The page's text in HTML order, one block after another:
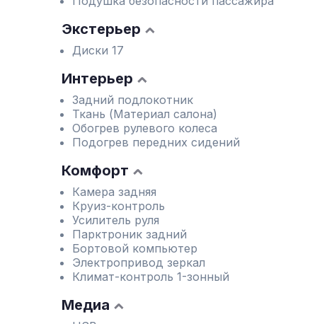
Экстерьер
Диски 17
Интерьер
Задний подлокотник
Ткань (Материал салона)
Обогрев рулевого колеса
Подогрев передних сидений
Комфорт
Камера задняя
Круиз-контроль
Усилитель руля
Парктроник задний
Бортовой компьютер
Электропривод зеркал
Климат-контроль 1-зонный
Медиа